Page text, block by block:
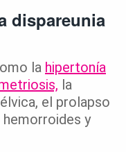
dispareunia
la hipertonía
la
el prolapso
y